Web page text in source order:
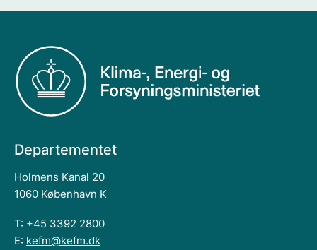
Departementet
Holmens Kanal 20
1060 København K
T: +45 3392 2800
E: kefm@kefm.dk